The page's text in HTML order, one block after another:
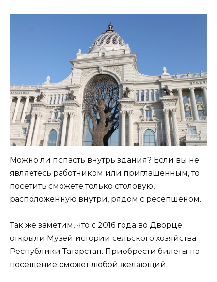
Можно ли попасть внутрь здания? Если вы не
являетесь работником или приглашённым, то
посетить сможете только столовую,
расположенную внутри, рядом с ресепшеном.
Так же заметим, что с 2016 года во Дворце
открыли Музей истории сельского хозяйства
Республики Татарстан. Приобрести билеты на
посещение сможет любой желающий.